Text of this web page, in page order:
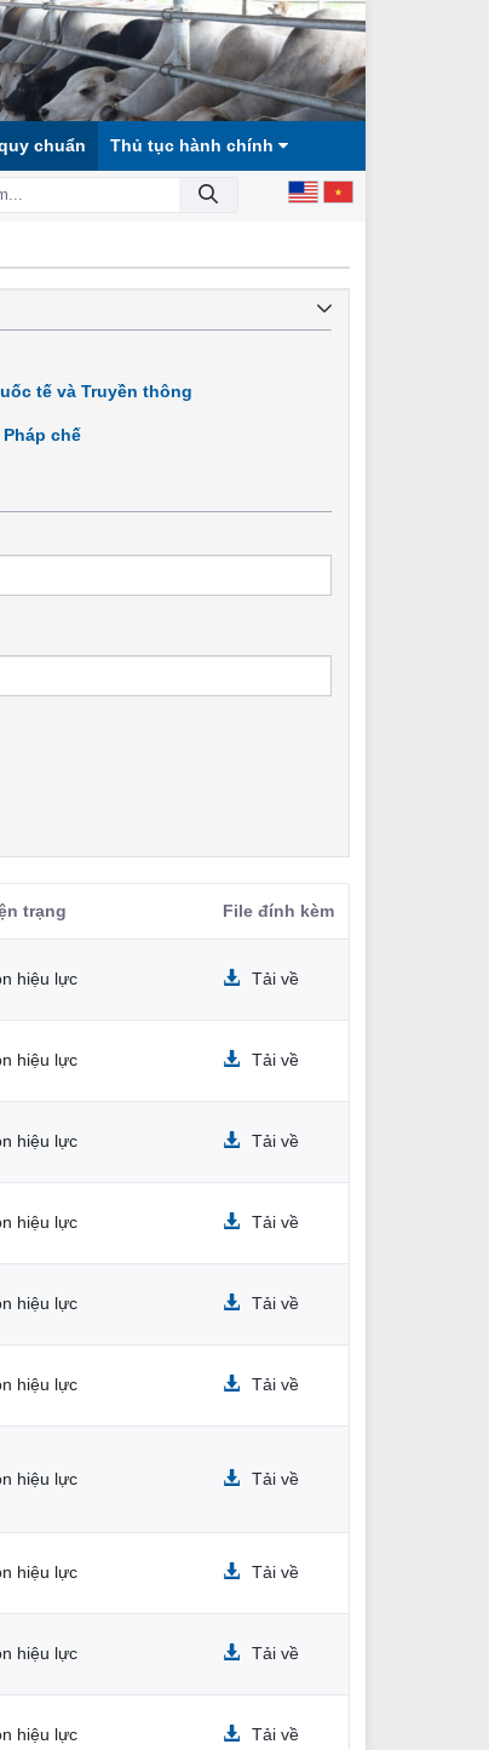
chuẩn Thủ tục hành chính
BẰNG, DÂN CHỦ, VĂN MINH!
tế và Truyền thông
chế
trạng File đính kèm
hiệu lực Tải về
hiệu lực Tải về
hiệu lực Tải về
hiệu lực Tải về
hiệu lực Tải về
hiệu lực Tải về
hiệu lực Tải về
hiệu lực Tải về
hiệu lực Tải về
hiệu lực Tải về